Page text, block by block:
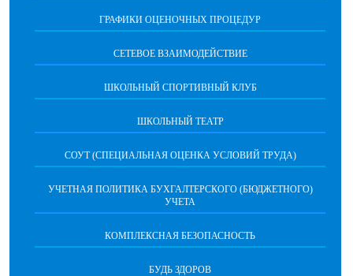
ГРАФИКИ ОЦЕНОЧНЫХ ПРОЦЕДУР
СЕТЕВОЕ ВЗАИМОДЕЙСТВИЕ
ШКОЛЬНЫЙ СПОРТИВНЫЙ КЛУБ
ШКОЛЬНЫЙ ТЕАТР
СОУТ (СПЕЦИАЛЬНАЯ ОЦЕНКА УСЛОВИЙ ТРУДА)
УЧЕТНАЯ ПОЛИТИКА БУХГАЛТЕРСКОГО (БЮДЖЕТНОГО)
УЧЕТА
КОМПЛЕКСНАЯ БЕЗОПАСНОСТЬ
БУДЬ ЗДОРОВ